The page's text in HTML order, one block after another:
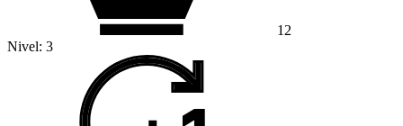
12
Nivel: 3